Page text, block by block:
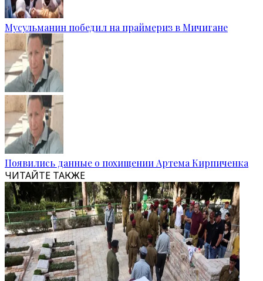
Мусульманин победил на праймериз в Мичигане
Появились данные о похищении Артема Кирпиченка
ЧИТАЙТЕ ТАКЖЕ